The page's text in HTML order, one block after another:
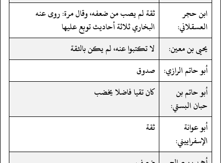
ابن حجر
العسقلاني:
ثقة لم يصب من ضعفه، وقال مرة: روى عنه
البخاري ثلاثة أحاديث توبع عليها
يحيى بن معين:
لا تكتبوا عنه، لم يكن بالثقة
أبو حاتم الرازي: صدوق
أبو حاتم بن
حبان البستي:
كان تقيا فاضلا يخضب
أبو عوانة
الإسفراييني:
ثقة